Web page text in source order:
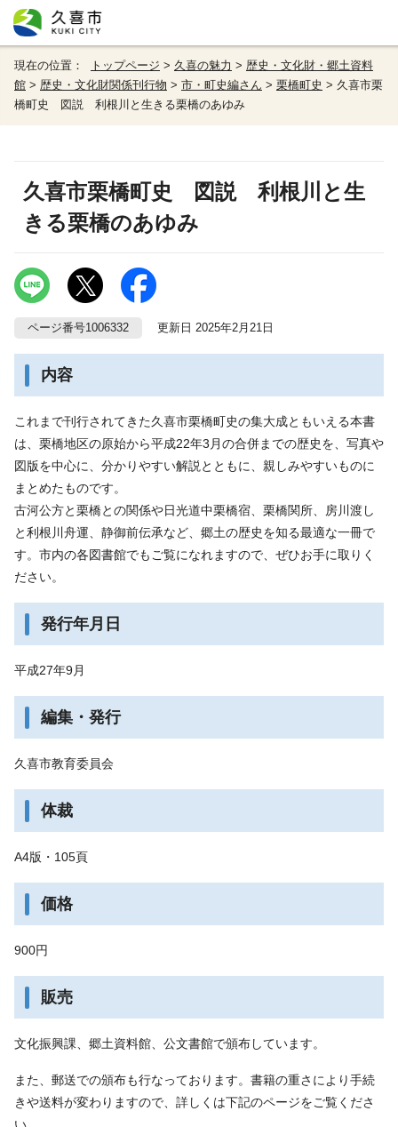
現在の位置： トップページ > 久喜の魅力 > 歴史・文化財・郷土資料
館 > 歴史・文化財関係刊行物 > 市・町史編さん > 栗橋町史 > 久喜市栗
橋町史 図説 利根川と生きる栗橋のあゆみ
久喜市栗橋町史 図説 利根川と生
きる栗橋のあゆみ
ページ番号1006332 更新日 2025年2月21日
内容
これまで刊行されてきた久喜市栗橋町史の集大成ともいえる本書
は、栗橋地区の原始から平成22年3月の合併までの歴史を、写真や
図版を中心に、分かりやすい解説とともに、親しみやすいものに
まとめたものです。
古河公方と栗橋との関係や日光道中栗橋宿、栗橋関所、房川渡し
と利根川舟運、静御前伝承など、郷土の歴史を知る最適な一冊で
す。市内の各図書館でもご覧になれますので、ぜひお手に取りく
ださい。
発行年月日
平成27年9月
編集・発行
久喜市教育委員会
体裁
A4版・105頁
価格
900円
販売
文化振興課、郷土資料館、公文書館で頒布しています。
また、郵送での頒布も行なっております。書籍の重さにより手続
きや送料が変わりますので、詳しくは下記のページをご覧くださ